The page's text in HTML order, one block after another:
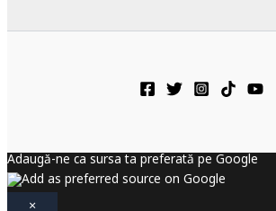
Adaugă-ne ca sursa ta preferată pe Google